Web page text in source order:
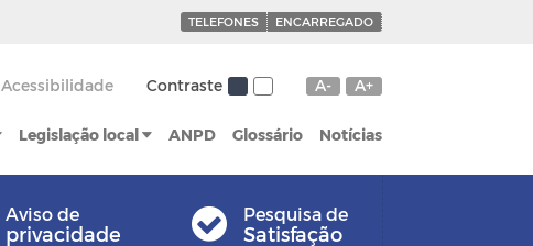
TELEFONES ENCARREGADO
A- A+
Contraste
Acessibilidade
Legislação local ANPD Glossário Notícias
Aviso de
privacidade
Pesquisa de
Satisfação